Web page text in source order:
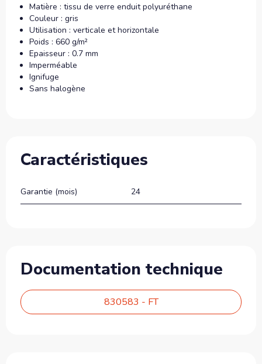
Matière : tissu de verre enduit polyuréthane
Couleur : gris
Utilisation : verticale et horizontale
Poids : 660 g/m²
Epaisseur : 0.7 mm
Imperméable
Ignifuge
Sans halogène
Caractéristiques
Garantie (mois) 24
Documentation technique
830583 - FT